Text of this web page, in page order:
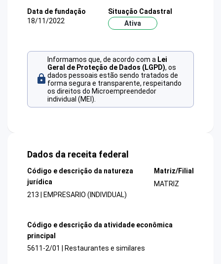
Data de fundação
18/11/2022
Situação Cadastral
Ativa
Informamos que, de acordo com a Lei
Geral de Proteção de Dados (LGPD), os
dados pessoais estão sendo tratados de
forma segura e transparente, respeitando
os direitos do Microempreendedor
individual (MEI).
Dados da receita federal
Código e descrição da natureza
jurídica
213 | EMPRESARIO (INDIVIDUAL)
Matriz/Filial
MATRIZ
Código e descrição da atividade econômica
principal
5611-2/01 | Restaurantes e similares